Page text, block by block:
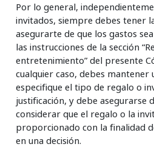
Por lo general,
invitados, siempre debes tener
asegurarte de que los gastos
las instrucciones de la sección
entretenimiento” del presente
cualquier caso, debes
especifique el tipo de regalo o
justificación, y debe asegurarse
considerar que el regalo o la
proporcionado con la finalidad
en una decisión.